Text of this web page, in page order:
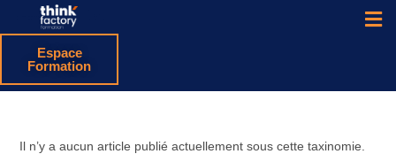
Espace
Formation
Il n’y a aucun article publié actuellement sous cette taxinomie.